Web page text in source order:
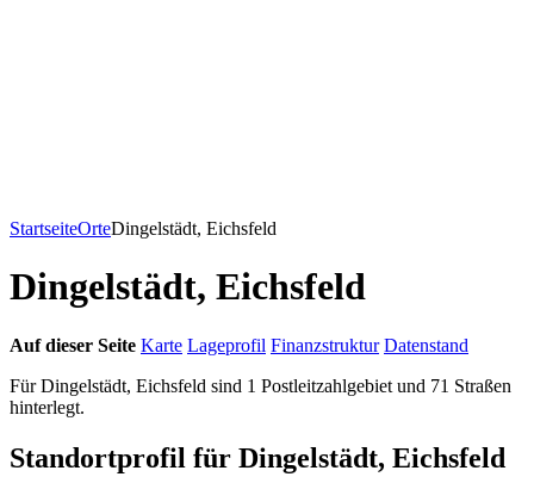
StartseiteOrteDingelstädt, Eichsfeld
Dingelstädt, Eichsfeld
Auf dieser Seite Karte Lageprofil Finanzstruktur Datenstand
Für Dingelstädt, Eichsfeld sind 1 Postleitzahlgebiet und 71 Straßen
hinterlegt.
Standortprofil für Dingelstädt, Eichsfeld